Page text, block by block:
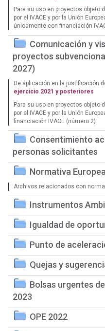
Para su uso en proyectos objeto
por el IVACE y por la Unión
únicamente con financiación
Comunicación y
proyectos
2027)
De aplicación en la justificación
ejercicio 2021 y posteriores
Para su uso en proyectos objeto
por el IVACE y por la Unión
financiación IVACE (número 2)
Consentimiento
personas solicitantes
Normativa Europea
Archivos relacionados con
Instrumentos
Igualdad de
Punto de
Quejas y
Bolsas urgentes
2023
OPE 2022